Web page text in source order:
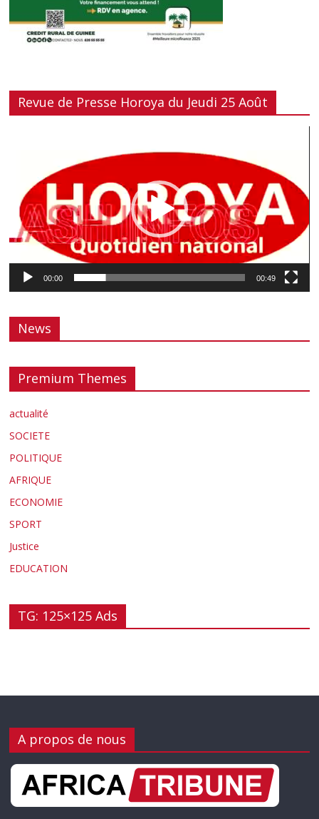
Revue de Presse Horoya du Jeudi 25 Août
00:00 00:49
News
Premium Themes
actualité
SOCIETE
POLITIQUE
AFRIQUE
ECONOMIE
SPORT
Justice
EDUCATION
TG: 125×125 Ads
A propos de nous